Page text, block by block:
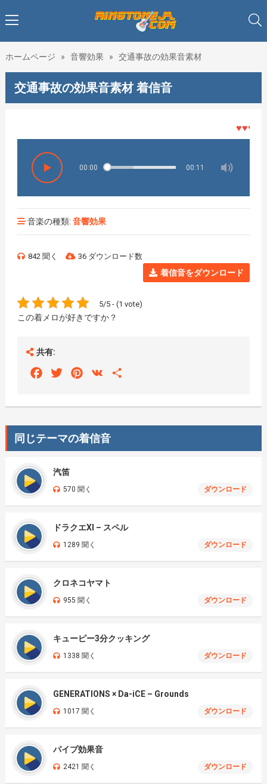
ホームページ » 音響効果 » 交通事故の効果音素材
交通事故の効果音素材 着信音
♥♥♥着メ
00:00 00:11
音楽の種類: 音響効果
842 聞く 36 ダウンロード数
着信音をダウンロード
5/5 - (1 vote)
この着メロが好きですか？
共有:
FacebookTwitterPinterest
VK
同じテーマの着信音
汽笛
570 聞く ダウンロード
ドラクエXI – スペル
1289 聞く ダウンロード
クロネコヤマト
955 聞く ダウンロード
キューピー3分クッキング
1338 聞く ダウンロード
GENERATIONS × Da-iCE – Grounds
1017 聞く ダウンロード
パイプ効果音
2421 聞く ダウンロード